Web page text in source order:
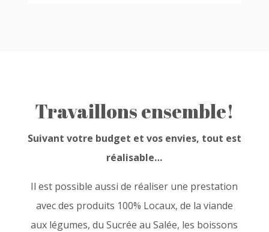
Travaillons ensemble!
Suivant votre budget et vos envies, tout est
réalisable…
Il est possible aussi de réaliser une prestation
avec des produits 100% Locaux, de la viande
aux légumes, du Sucrée au Salée, les boissons